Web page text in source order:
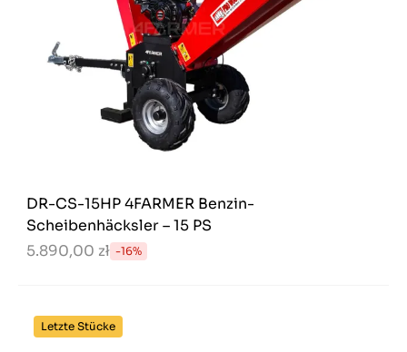
DR-CS-15HP 4FARMER Benzin-
Scheibenhäcksler – 15 PS
5.890,00 zł -16%
Letzte Stücke